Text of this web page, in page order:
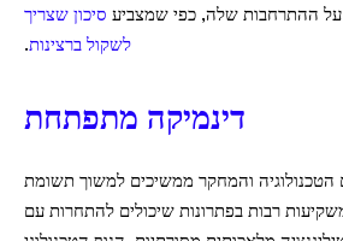
על ההתרחבות שלה, כפי שמצביע סיכון שצריך
לשקול ברצינות.
דינמיקה מתפתחת
והמחקר ממשיכים למשוך תשומת
רבות בפתרונות שיכולים להתחרות עם